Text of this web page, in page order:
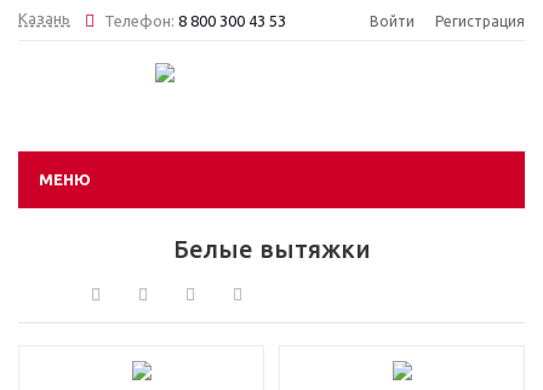
Казань Телефон: 8 800 300 43 53 Войти Регистрация
МЕНЮ
Белые вытяжки